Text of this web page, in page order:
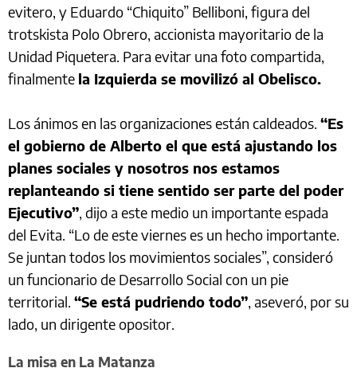
evitero, y Eduardo “Chiquito” Belliboni, figura del
trotskista Polo Obrero, accionista mayoritario de la
Unidad Piquetera. Para evitar una foto compartida,
finalmente la Izquierda se movilizó al Obelisco.
Los ánimos en las organizaciones están caldeados. “Es
el gobierno de Alberto el que está ajustando los
planes sociales y nosotros nos estamos
replanteando si tiene sentido ser parte del poder
Ejecutivo”, dijo a este medio un importante espada
del Evita. “Lo de este viernes es un hecho importante.
Se juntan todos los movimientos sociales”, consideró
un funcionario de Desarrollo Social con un pie
territorial. “Se está pudriendo todo”, aseveró, por su
lado, un dirigente opositor.
La misa en La Matanza